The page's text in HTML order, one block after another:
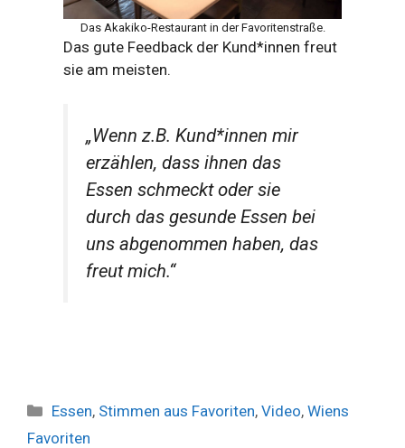
Das Akakiko-Restaurant in der Favoritenstraße.
Das gute Feedback der Kund*innen freut
sie am meisten.
„Wenn z.B. Kund*innen mir
erzählen, dass ihnen das
Essen schmeckt oder sie
durch das gesunde Essen bei
uns abgenommen haben, das
freut mich.“
Kategorien
Essen, Stimmen aus Favoriten,Video,Wiens
Favoriten